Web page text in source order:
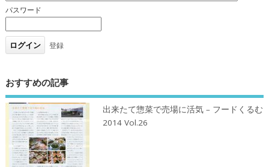
パスワード
登録
おすすめの記事
出来たて惣菜で売場に活気 – フードくるむ
2014 Vol.26